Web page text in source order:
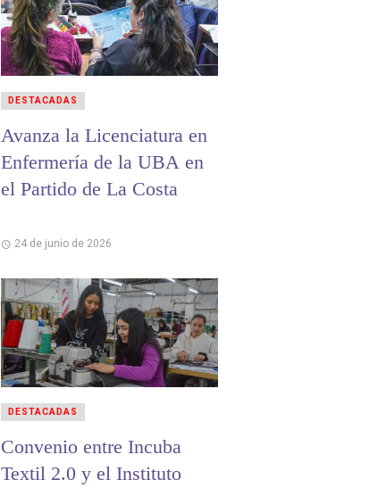
Avanza la Licenciatura en
Enfermería de la UBA en
el Partido de La Costa
24 de junio de 2026
DESTACADAS
Convenio entre Incuba
Textil 2.0 y el Instituto
DESTACADAS